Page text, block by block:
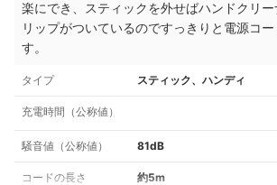
楽にでき、 スティックを外せばハンドクリー
リップがついているのですっきりと電源コ
す。
タイプ スティック、ハンディ
充電時間（公称値）
騒音値（公称値） 81dB
コードの長さ 約5m